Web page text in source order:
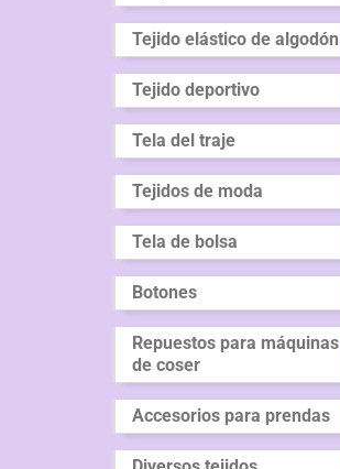
Tejido elástico de algodón
Tejido deportivo
Tela del traje
Tejidos de moda
Tela de bolsa
Botones
Repuestos para máquinas
de coser
Accesorios para prendas